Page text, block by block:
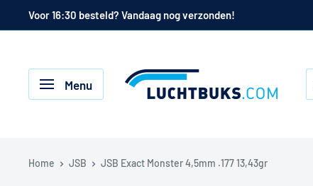
de
Voor 16:30 besteld? Vandaag nog verzonden!
Menu Luchtbuks.com
Home JSB JSB Exact Monster 4,5mm .177 13,43gr